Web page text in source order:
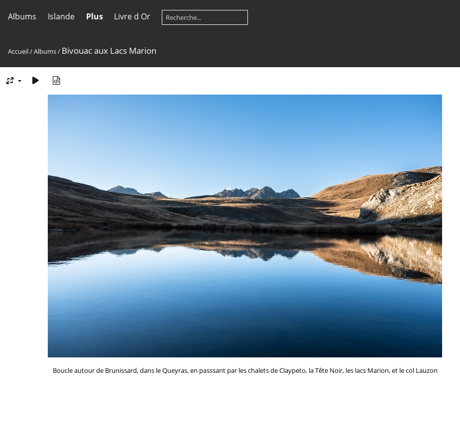
Albums Islande Plus Livre d Or
Accueil/Albums/ Bivouac aux Lacs Marion
Boucle autour de Brunissard, dans le Queyras, en passsant par les chalets de Claypeto, la Tête Noir, les lacs Marion, et le col Lauzon